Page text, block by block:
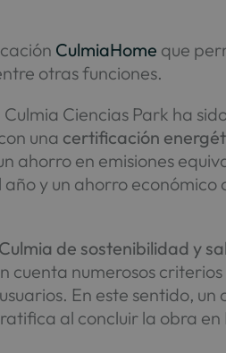
CulmiaHome que
otras funciones.
Ciencias Park ha
una certificación
ahorro en emisiones
y un ahorro económico
de sostenibilidad y
cuenta numerosos
En este sentido, un
al concluir la obra